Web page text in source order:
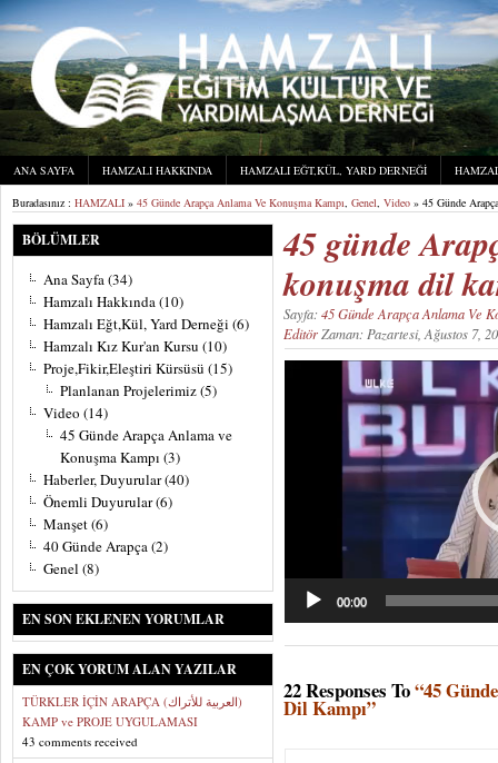
ANA SAYFA HAMZALI HAKKINDA HAMZALI EĞT,KÜL, YARD DERNEĞI
Buradasınız : HAMZALI » 45 Günde Arapça Anlama Ve Konuşma Kampı, Genel, Video » 45 Günde
BÖLÜMLER
Ana Sayfa(34)
Hamzalı Hakkında(10)
Hamzalı Eğt,Kül, Yard Derneği (6)
Hamzalı Kız Kur'an Kursu (10)
Proje,Fikir,Eleştiri Kürsüsü (15)
Planlanan Projelerimiz(5)
Video (14)
45 Günde Arapça Anlama ve
Konuşma Kampı (3)
Haberler, Duyurular(40)
Önemli Duyurular(6)
Manşet(6)
40 Günde Arapça(2)
Genel (8)
EN SON EKLENEN YORUMLAR
EN ÇOK YORUM ALAN YAZILAR
TÜRKLER İÇİN ARAPÇA (العربية للأتراك)
KAMP ve PROJE UYGULAMASI
43 comments received
45 günde
konuşma dil
Sayfa:45 Günde Arapça Anlama Ve
EditörZaman: Pazartesi, Ağustos
00:00
22 Responses To“45
Dil Kampı”